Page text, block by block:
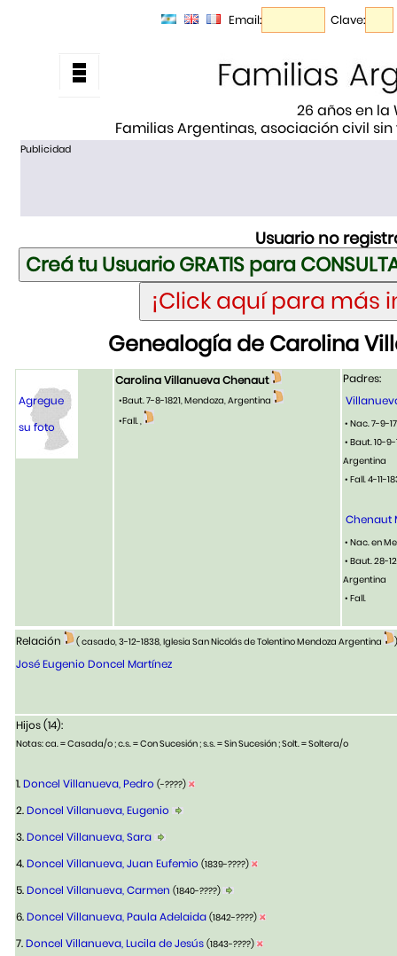
Email: Clave:
26 años en la
Familias Argentinas, asociación civil
Publicidad
Usuario no
Genealogía de Carolina
Agregue
su foto
Carolina Villanueva Chenaut
•Baut. 7-8-1821, Mendoza, Argentina
•Fall. ,
Padres:
• Nac. 7-9-
• Baut. 10-
Argentina
• Fall. 4-11-
Chenaut
• Nac. en
• Baut. 28-
Argentina
• Fall.
Relación ( casado, 3-12-1838, Iglesia San Nicolás de Tolentino Mendoza Argentina )
José Eugenio Doncel Martínez
Hijos (14):
Notas: ca. = Casada/o ; c.s. = Con Sucesión ; s.s. = Sin Sucesión ; Solt. = Soltera/o
1.Doncel Villanueva, Pedro (-????)
2.Doncel Villanueva, Eugenio
3.Doncel Villanueva, Sara
4.Doncel Villanueva, Juan Eufemio (1839-????)
5.Doncel Villanueva, Carmen (1840-????)
6.Doncel Villanueva, Paula Adelaida (1842-????)
7.Doncel Villanueva, Lucila de Jesús (1843-????)